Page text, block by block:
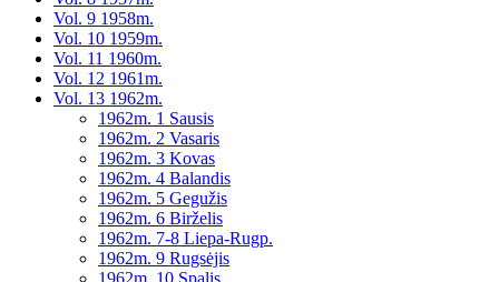
Vol. 9 1958m.
Vol. 10 1959m.
Vol. 11 1960m.
Vol. 12 1961m.
Vol. 13 1962m.
1962m. 1 Sausis
1962m. 2 Vasaris
1962m. 3 Kovas
1962m. 4 Balandis
1962m. 5 Gegužis
1962m. 6 Birželis
1962m. 7-8 Liepa-Rugp.
1962m. 9 Rugsėjis